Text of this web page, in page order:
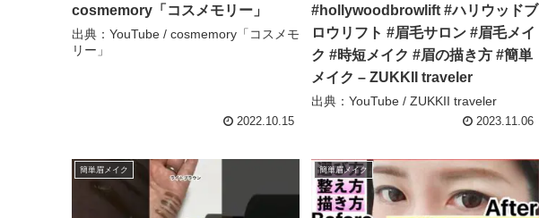
cosmemory「コスメモリー」
出典：YouTube / cosmemory「コスメモ
リー」
2022.10.15
#hollywoodbrowlift #ハリウッドブ
ロウリフト #眉毛サロン #眉毛メイ
ク #時短メイク #眉の描き方 #簡単
メイク – ZUKKII traveler
出典：YouTube / ZUKKII traveler
2023.11.06
簡単眉メイク 簡単眉メイク